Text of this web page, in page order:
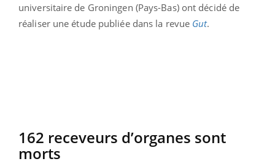
universitaire de Groningen (Pays-Bas) ont décidé de
réaliser une étude publiée dans la revue Gut.
162 receveurs d’organes sont
morts